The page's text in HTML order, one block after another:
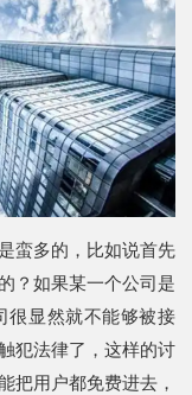
蛮多的，比如说首先
？如果某一个公司是
很显然就不能够被接
犯法律了，这样的讨
把用户都免费进去，